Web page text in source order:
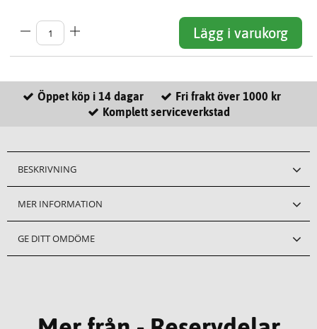
Lägg i varukorg
Öppet köp i 14 dagar
Fri frakt över 1000 kr
Komplett serviceverkstad
BESKRIVNING
MER INFORMATION
GE DITT OMDÖME